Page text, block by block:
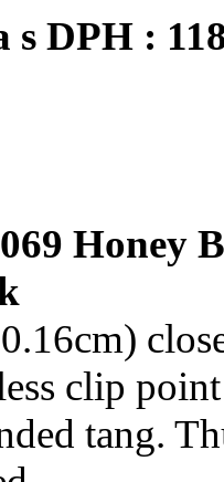
s DPH :
Honey
clip
tang.